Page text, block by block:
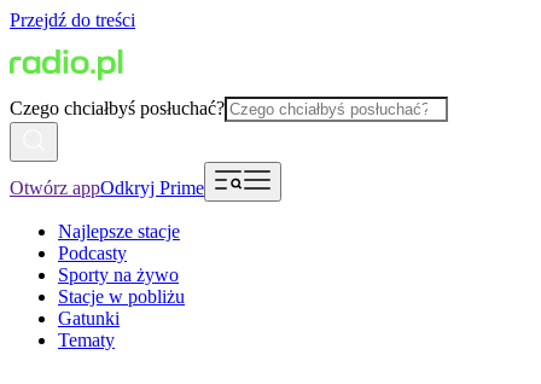
Przejdź do treści
Czego chciałbyś posłuchać?
Otwórz appOdkryj Prime
Najlepsze stacje
Podcasty
Sporty na żywo
Stacje w pobliżu
Gatunki
Tematy